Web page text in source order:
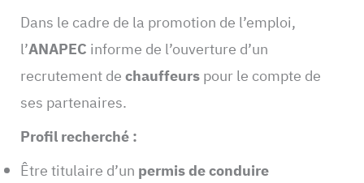
Dans le cadre de la promotion de l’emploi,
l’ANAPEC informe de l’ouverture d’un
recrutement dechauffeurspour le compte de
ses partenaires.
Profil recherché :
Être titulaire d’un permis de conduire